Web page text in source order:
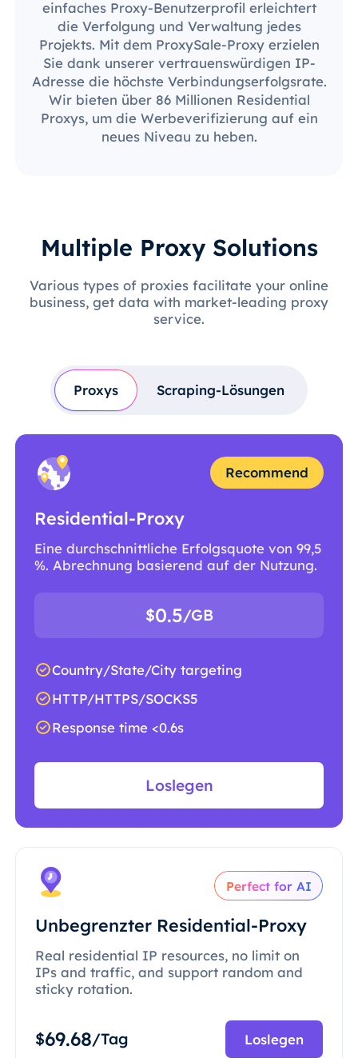
einfaches Proxy-Benutzerprofil erleichtert
die Verfolgung und Verwaltung jedes
Projekts. Mit dem ProxySale-Proxy erzielen
Sie dank unserer vertrauenswürdigen IP-
Adresse die höchste Verbindungserfolgsrate.
Wir bieten über 86 Millionen Residential
Proxys, um die Werbeverifizierung auf ein
neues Niveau zu heben.
Multiple Proxy Solutions
Various types of proxies facilitate your online
business, get data with market-leading proxy
service.
Proxys Scraping-Lösungen
Recommend
Residential-Proxy
Eine durchschnittliche Erfolgsquote von 99,5
%. Abrechnung basierend auf der Nutzung.
$0.5/GB
Country/State/City targeting
HTTP/HTTPS/SOCKS5
Response time <0.6s
Loslegen
Perfect for AI
Unbegrenzter Residential-Proxy
Real residential IP resources, no limit on
IPs and traffic, and support random and
sticky rotation.
$69.68/Tag Loslegen